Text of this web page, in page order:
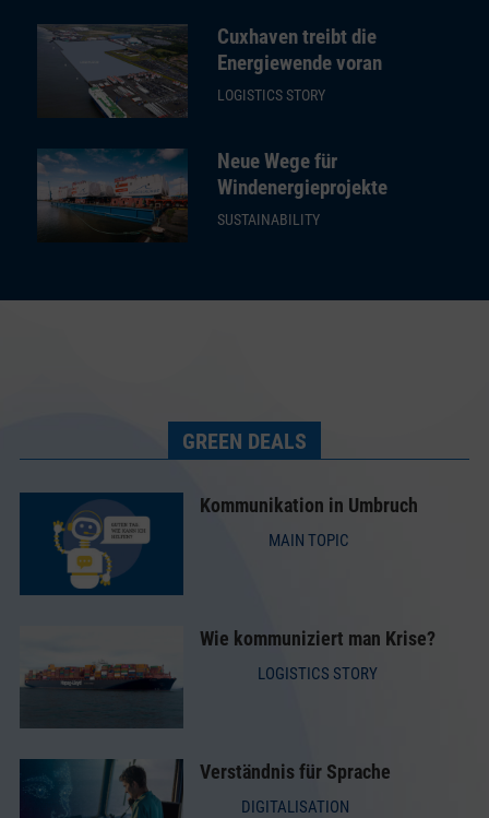
Cuxhaven treibt die
Energiewende voran
LOGISTICS STORY
Neue Wege für
Windenergieprojekte
SUSTAINABILITY
GREEN DEALS
Kommunikation in Umbruch
MAIN TOPIC
Wie kommuniziert man Krise?
LOGISTICS STORY
Verständnis für Sprache
DIGITALISATION